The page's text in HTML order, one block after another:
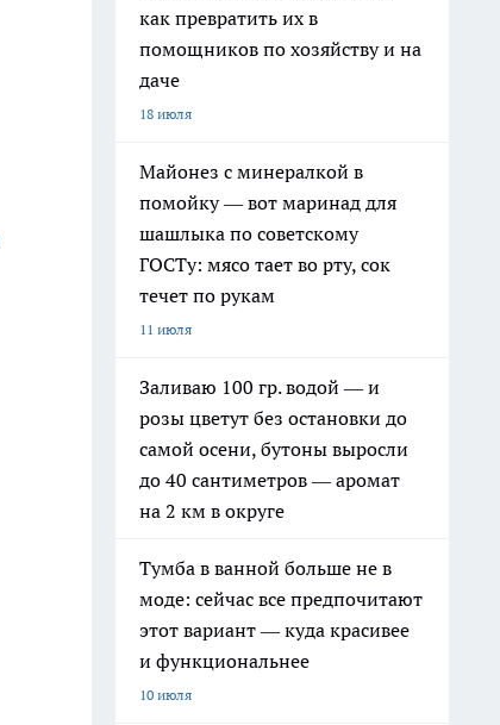
как превратить их в
помощников по хозяйству и на
даче
18 июля
Майонез с минералкой в
помойку — вот маринад для
шашлыка по советскому
ГОСТу: мясо тает во рту, сок
течет по рукам
11 июля
Заливаю 100 гр. водой — и
розы цветут без остановки до
самой осени, бутоны выросли
до 40 сантиметров — аромат
на 2 км в округе
Тумба в ванной больше не в
моде: сейчас все предпочитают
этот вариант — куда красивее
и функциональнее
10 июля